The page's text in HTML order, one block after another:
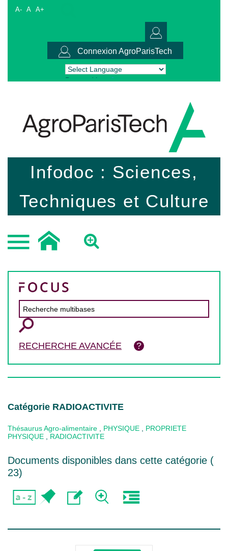
A- A A+
Connexion AgroParisTech
Powered by Translate
Infodoc : Sciences,
Techniques et Culture
RECHERCHE AVANCÉE
Catégorie RADIOACTIVITE
Thésaurus Agro-alimentaire PHYSIQUE
PROPRIETE
PHYSIQUE
RADIOACTIVITE
Documents disponibles dans cette catégorie (
23)